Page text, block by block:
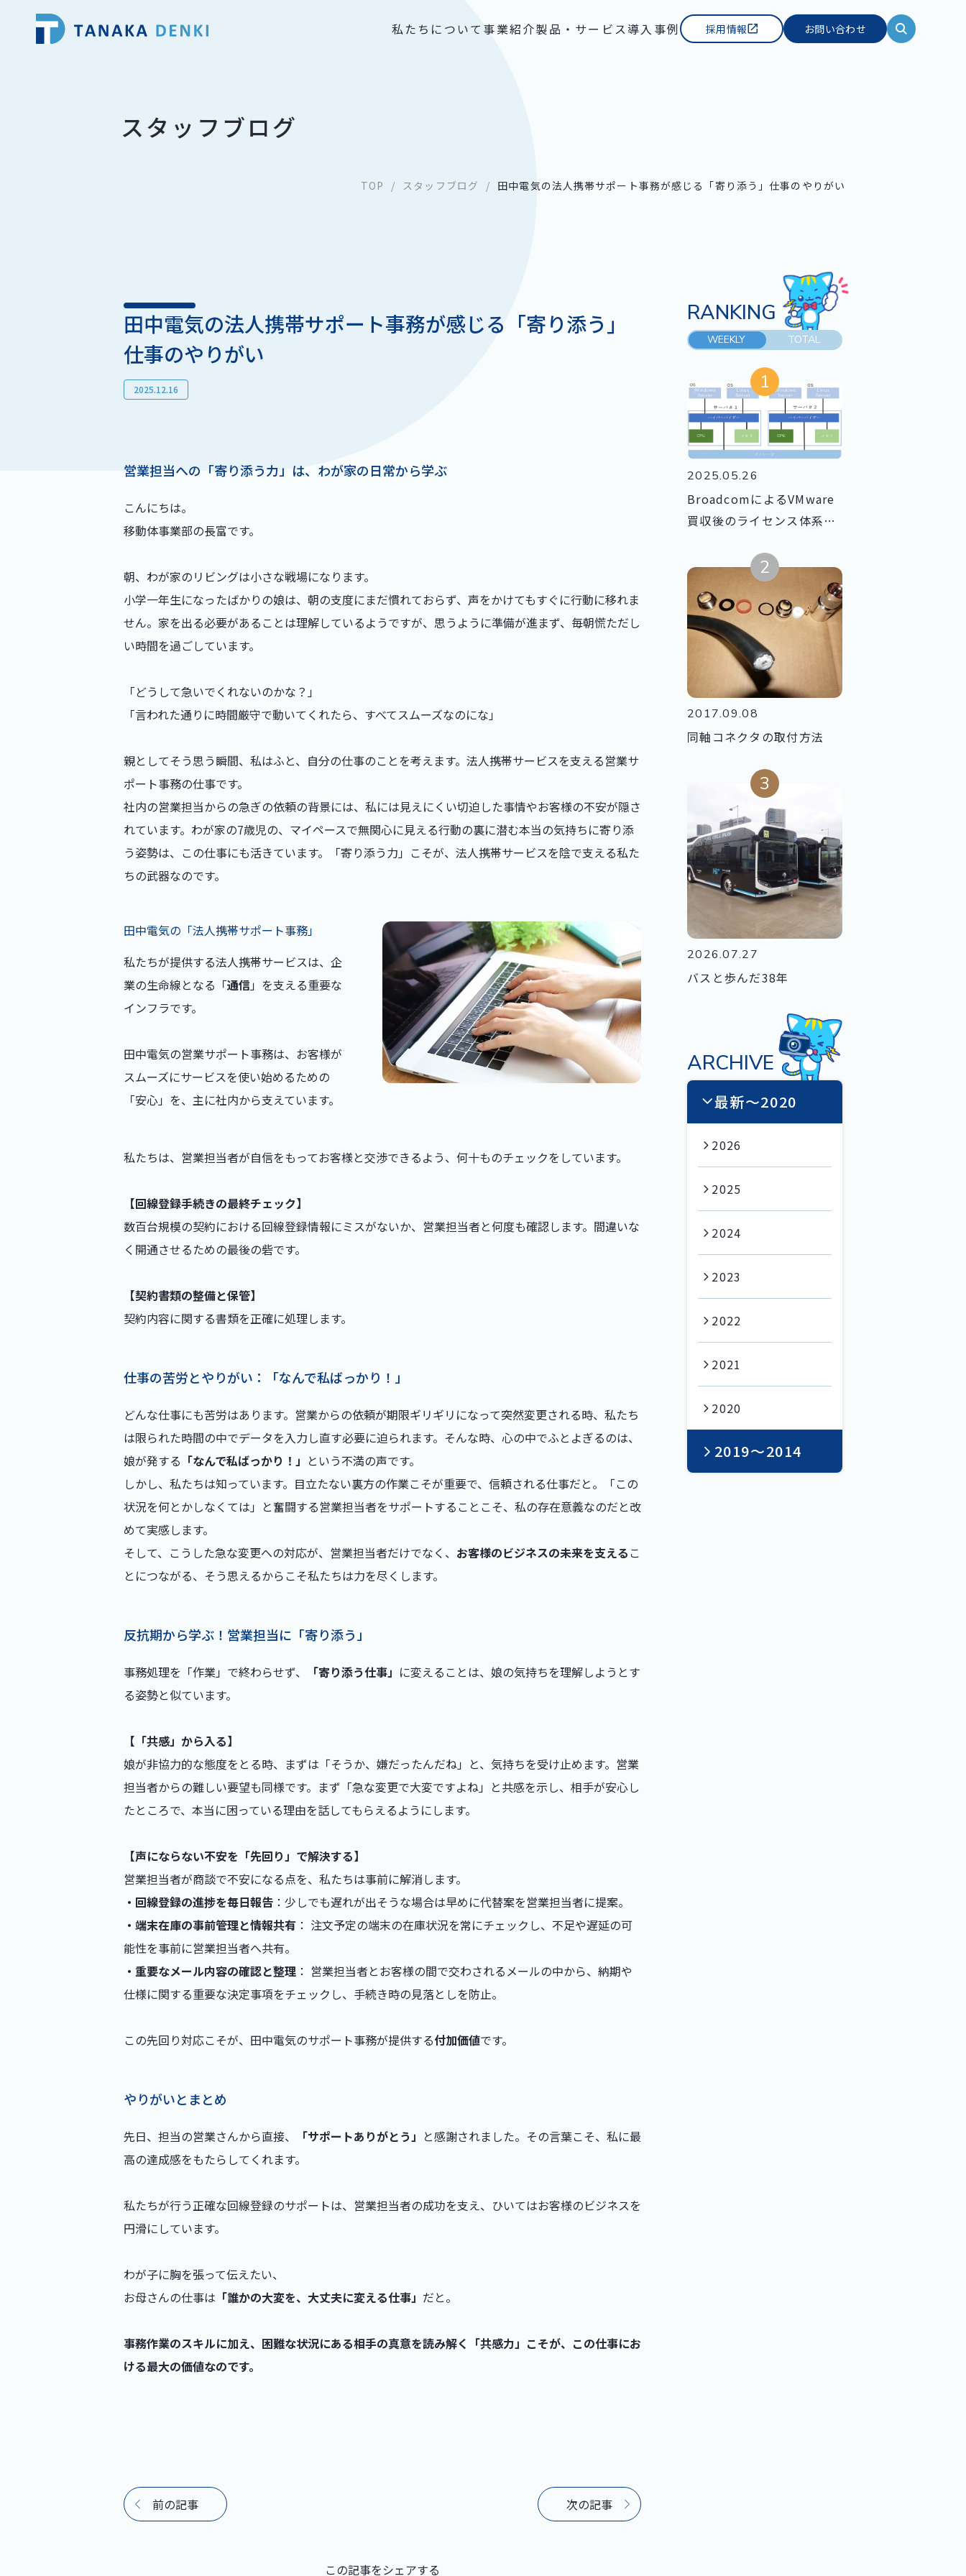
私たちについて 事業紹介製品・サービス導入事例 採用情報 お問い合わせ
スタッフブログ
TOP スタッフブログ 田中電気の法人携帯サポート事務が感じる「寄り添う」仕事のやりがい
田中電気の法人携帯サポート事務が感じる「寄り添う」
仕事のやりがい
2025.12.16
営業担当への「寄り添う力」は、わが家の日常から学ぶ
こんにちは。
移動体事業部の長富です。
朝、わが家のリビングは小さな戦場になります。
小学一年生になったばかりの娘は、朝の支度にまだ慣れておらず、声をかけてもすぐに行動に移れま
せん。家を出る必要があることは理解しているようですが、思うように準備が進まず、毎朝慌ただし
い時間を過ごしています。
「どうして急いでくれないのかな？」
「言われた通りに時間厳守で動いてくれたら、すべてスムーズなのにな」
親としてそう思う瞬間、私はふと、自分の仕事のことを考えます。法人携帯サービスを支える営業サ
ポート事務の仕事です。
社内の営業担当からの急ぎの依頼の背景には、私には見えにくい切迫した事情やお客様の不安が隠さ
れています。わが家の7歳児の、マイペースで無関心に見える行動の裏に潜む本当の気持ちに寄り添
う姿勢は、この仕事にも活きています。「寄り添う力」こそが、法人携帯サービスを陰で支える私た
ちの武器なのです。
田中電気の「法人携帯サポート事務」
私たちが提供する法人携帯サービスは、企
業の生命線となる「通信」を支える重要な
インフラです。
田中電気の営業サポート事務は、お客様が
スムーズにサービスを使い始めるための
「安心」を、主に社内から支えています。
私たちは、営業担当者が自信をもってお客様と交渉できるよう、何十ものチェックをしています。
【回線登録手続きの最終チェック】
数百台規模の契約における回線登録情報にミスがないか、営業担当者と何度も確認します。間違いな
く開通させるための最後の砦です。
【契約書類の整備と保管】
契約内容に関する書類を正確に処理します。
仕事の苦労とやりがい：「なんで私ばっかり！」
どんな仕事にも苦労はあります。営業からの依頼が期限ギリギリになって突然変更される時、私たち
は限られた時間の中でデータを入力し直す必要に迫られます。そんな時、心の中でふとよぎるのは、
娘が発する 「なんで私ばっかり！」 という不満の声です。
しかし、私たちは知っています。目立たない裏方の作業こそが重要で、信頼される仕事だと。「この
状況を何とかしなくては」と奮闘する営業担当者をサポートすることこそ、私の存在意義なのだと改
めて実感します。
そして、こうした急な変更への対応が、営業担当者だけでなく、 お客様のビジネスの未来を支える こ
とにつながる、そう思えるからこそ私たちは力を尽くします。
反抗期から学ぶ！営業担当に「寄り添う」
事務処理を「作業」で終わらせず、 「寄り添う仕事」 に変えることは、娘の気持ちを理解しようとす
る姿勢と似ています。
【「共感」から入る】
娘が非協力的な態度をとる時、まずは「そうか、嫌だったんだね」と、気持ちを受け止めます。営業
担当者からの難しい要望も同様です。まず「急な変更で大変ですよね」と共感を示し、相手が安心し
たところで、本当に困っている理由を話してもらえるようにします。
【声にならない不安を「先回り」で解決する】
営業担当者が商談で不安になる点を、私たちは事前に解消します。
・回線登録の進捗を毎日報告 ：少しでも遅れが出そうな場合は早めに代替案を営業担当者に提案。
・端末在庫の事前管理と情報共有 ： 注文予定の端末の在庫状況を常にチェックし、不足や遅延の可
能性を事前に営業担当者へ共有。
・重要なメール内容の確認と整理 ： 営業担当者とお客様の間で交わされるメールの中から、納期や
仕様に関する重要な決定事項をチェックし、手続き時の見落としを防止。
この先回り対応こそが、田中電気のサポート事務が提供する付加価値です。
やりがいとまとめ
先日、担当の営業さんから直接、 「サポートありがとう」 と感謝されました。その言葉こそ、私に最
高の達成感をもたらしてくれます。
私たちが行う正確な回線登録のサポートは、営業担当者の成功を支え、ひいてはお客様のビジネスを
円滑にしています。
わが子に胸を張って伝えたい、
お母さんの仕事は 「誰かの大変を、大丈夫に変える仕事」 だと。
事務作業のスキルに加え、困難な状況にある相手の真意を読み解く「共感力」こそが、この仕事にお
ける最大の価値なのです。
前の記事 次の記事
この記事をシェアする
RANKING
WEEKLY TOTAL
2025.05.26
BroadcomによるVMware
買収後のライセンス体系の
2017.09.08
同軸コネクタの取付方法
2026.07.27
バスと歩んだ38年
ARCHIVE
最新〜2020
2026
2025
2024
2023
2022
2021
2020
2019〜2014